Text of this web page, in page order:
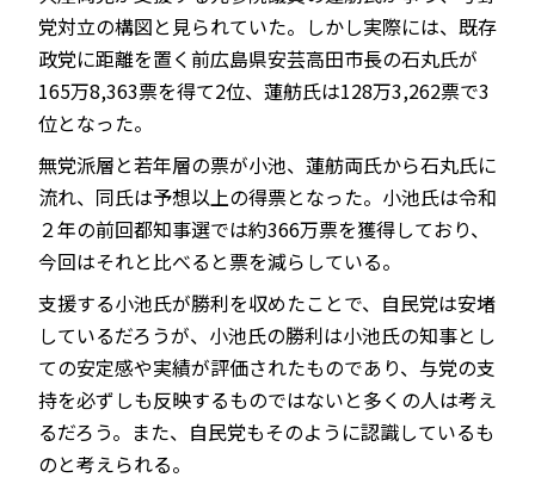
党対立の構図と見られていた。しかし実際には、既存
政党に距離を置く前広島県安芸高田市長の石丸氏が
165万8,363票を得て2位、蓮舫氏は128万3,262票で3
位となった。
無党派層と若年層の票が小池、蓮舫両氏から石丸氏に
流れ、同氏は予想以上の得票となった。小池氏は令和
２年の前回都知事選では約366万票を獲得しており、
今回はそれと比べると票を減らしている。
支援する小池氏が勝利を収めたことで、自民党は安堵
しているだろうが、小池氏の勝利は小池氏の知事とし
ての安定感や実績が評価されたものであり、与党の支
持を必ずしも反映するものではないと多くの人は考え
るだろう。また、自民党もそのように認識しているも
のと考えられる。